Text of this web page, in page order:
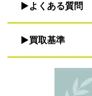
よくある質問
買取基準